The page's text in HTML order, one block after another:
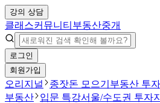
강의 상담
클래스커뮤니티 부동산중개
로그인
회원가입
오리지널 종잣돈 모으기 부동산 투자
부동산
입문 특강서울/수도권 투자